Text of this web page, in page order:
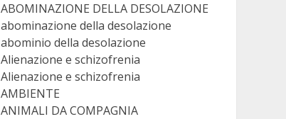
ABOMINAZIONE DELLA DESOLAZIONE
abominazione della desolazione
abominio della desolazione
Alienazione e schizofrenia
Alienazione e schizofrenia
AMBIENTE
ANIMALI DA COMPAGNIA